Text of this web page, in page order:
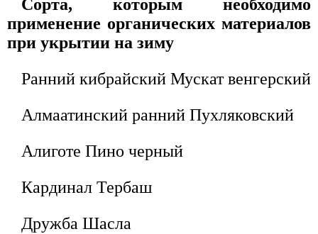
Сорта, которым необходимо
применение органических материалов
при укрытии на зиму
Ранний кибрайский Мускат венгерский
Алмаатинский ранний Пухляковский
Алиготе Пино черный
Кардинал Тербаш
Дружба Шасла